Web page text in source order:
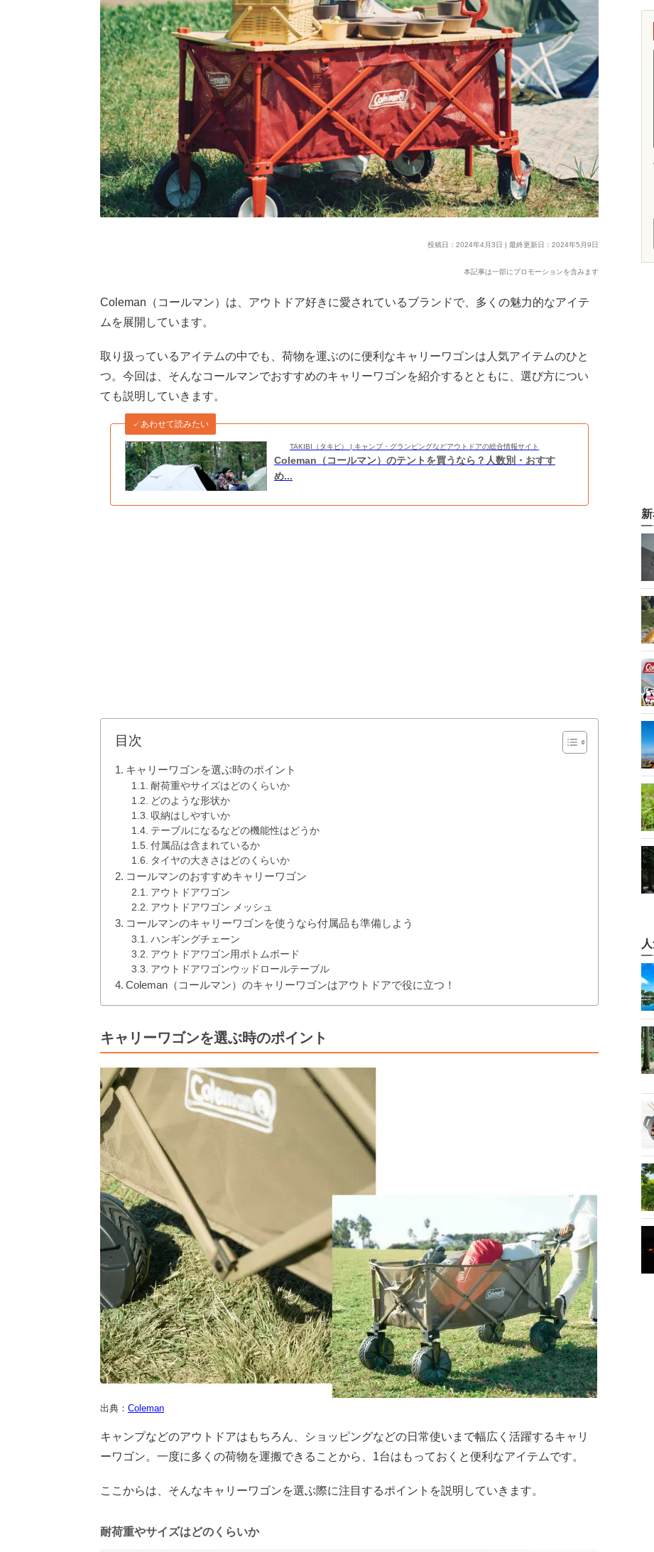
投稿日：2024年4月3日 | 最終更新日：2024年5月9日
本記事は一部にプロモーションを含みます
Coleman（コールマン）は、アウトドア好きに愛されているブランドで、多くの魅力的なアイテ
ムを展開しています。
取り扱っているアイテムの中でも、荷物を運ぶのに便利なキャリーワゴンは人気アイテムのひと
つ。今回は、そんなコールマンでおすすめのキャリーワゴンを紹介するとともに、選び方につい
ても説明していきます。
TAKIBI（タキビ） | キャンプ・グランピングなどアウトドアの総合情報サイト
✓あわせて読みたい
Coleman（コールマン）のテントを買うなら？人数別・おすす
め...
目次
キャリーワゴンを選ぶ時のポイント
耐荷重やサイズはどのくらいか
どのような形状か
収納はしやすいか
テーブルになるなどの機能性はどうか
付属品は含まれているか
タイヤの大きさはどのくらいか
コールマンのおすすめキャリーワゴン
アウトドアワゴン
アウトドアワゴン メッシュ
コールマンのキャリーワゴンを使うなら付属品も準備しよう
ハンギングチェーン
アウトドアワゴン用ボトムボード
アウトドアワゴンウッドロールテーブル
Coleman（コールマン）のキャリーワゴンはアウトドアで役に立つ！
キャリーワゴンを選ぶ時のポイント
出典： Coleman
キャンプなどのアウトドアはもちろん、ショッピングなどの日常使いまで幅広く活躍するキャリ
ーワゴン。一度に多くの荷物を運搬できることから、1台はもっておくと便利なアイテムです。
ここからは、そんなキャリーワゴンを選ぶ際に注目するポイントを説明していきます。
耐荷重やサイズはどのくらいか